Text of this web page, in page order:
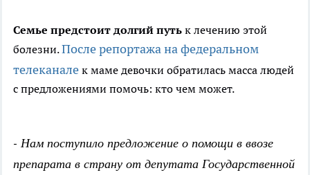
Семье предстоит долгий путь к лечению этой
болезни.После репортажа на федеральном
телеканале к маме девочки обратилась масса людей
с предложениями помочь: кто чем может.
- Нам поступило предложение о помощи в ввозе
препарата в страну от депутата Государственной